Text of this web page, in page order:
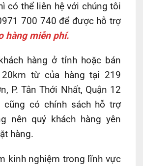
có thể liên hệ với chúng tôi
700 740 để được hỗ trợ
hàng miễn phí.
hàng ở tỉnh hoặc bán
từ của hàng tại 219
P. Tân Thới Nhất, Quận 12
cũng có chính sách hỗ trợ
nên quý khách hàng yên
hàng.
kinh nghiệm trong lĩnh vực